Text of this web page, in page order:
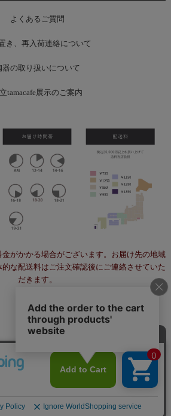
よくあるご質問
き、再入荷連絡について
器の取り扱いについて
tamacafe展示のご案内
がかかる場合がございます。お届け先の地域
な配送料はご注文確認後にご連絡させていた
だきます。